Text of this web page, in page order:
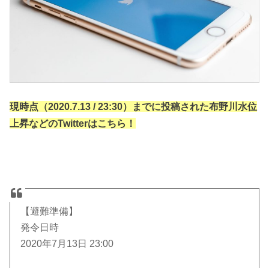
現時点（2020.7.13 / 23:30）までに投稿された布野川水位
上昇などのTwitterはこちら！
【避難準備】
発令日時
2020年7月13日 23:00